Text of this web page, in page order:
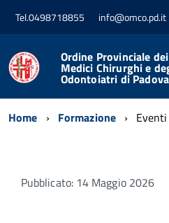
Tel.0498718855 info@omco.pd.it
Ordine Provinciale dei
Medici Chirurghi e
Odontoiatri di Padova
Home Formazione
Pubblicato: 14 Maggio 2026